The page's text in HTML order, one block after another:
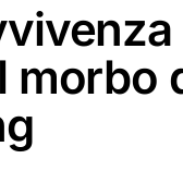
morbo